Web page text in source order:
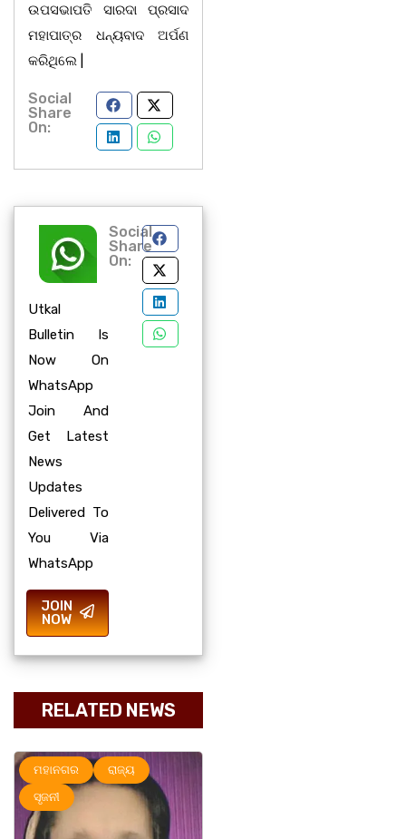
ଉପସଭାପତି ସାରଦା ପ୍ରସାଦ
ମହାପାତ୍ର ଧନ୍ୟବାଦ ଅର୍ପଣ
କରିଥିଲେ |
Social
Share
On:
Utkal
Bulletin Is
Now On
WhatsApp
Join And
Get Latest
News
Updates
Delivered To
You Via
WhatsApp
JOIN
NOW
Social
Share
On:
RELATED NEWS
ମହାନଗର
ରାଜ୍ୟ
ସୃଜନୀ